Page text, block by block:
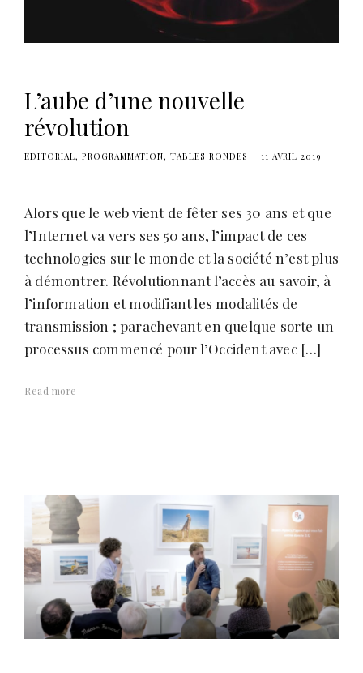
L’aube d’une nouvelle
révolution
EDITORIAL PROGRAMMATION TABLES RONDES 11 AVRIL 2019
Alors que le web vient de fêter ses 30 ans et que
l’Internet va vers ses 50 ans, l’impact de ces
technologies sur le monde et la société n’est plus
à démontrer. Révolutionnant l’accès au savoir, à
l’information et modifiant les modalités de
transmission ; parachevant en quelque sorte un
processus commencé pour l’Occident avec […]
Read more